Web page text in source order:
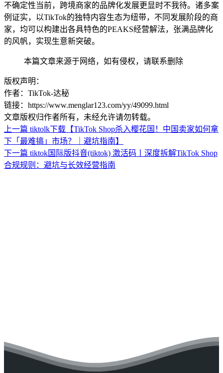
不确定性当前，跨境商家的品牌化发展更显时不我待。诸多案
例证实，以TikTok的独特内容生态为纽带，不同发展阶段的商
家，均可以构建出各具特色的PEAKS经营解法，张满品牌化
的风帆，实现生意新突破。
本篇文章来源于网络，如有侵权，请联系删除
版权声明：
作者：TikTok-达秘
链接：https://www.menglar123.com/yy/49099.html
文章版权归作者所有，未经允许请勿转载。
上一篇 tiktolk下载【TikTok Shop杀入樱花国！中国卖家如何拿
下「最难搞」市场？｜避坑指南】
下一篇 tiktok国际版抖音(tiktok) 激活码丨深度拆解TikTok Shop
合规规则：避坑与长效经营指南